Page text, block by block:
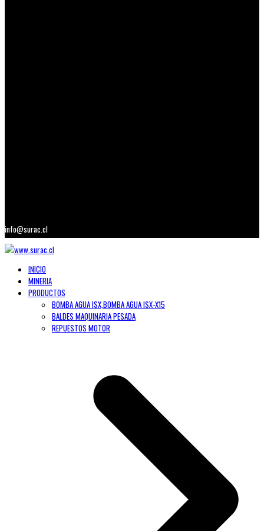
info@surac.cl
INICIO
MINERIA
PRODUCTOS
BOMBA AGUA ISX,BOMBA AGUA ISX-X15
BALDES MAQUINARIA PESADA
REPUESTOS MOTOR